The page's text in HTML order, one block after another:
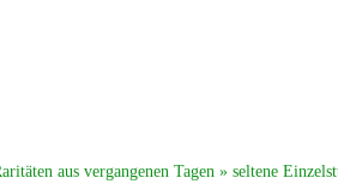
aus vergangenen Tagen » seltene